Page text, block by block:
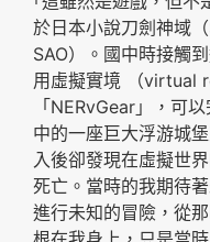
於日本小說刀劍神域
SAO）。國中時接觸
用虛擬實境 （virtual
「NERvGear」，可
中的一座巨大浮游城
入後卻發現在虛擬世
死亡。當時的我期待
進行未知的冒險，從